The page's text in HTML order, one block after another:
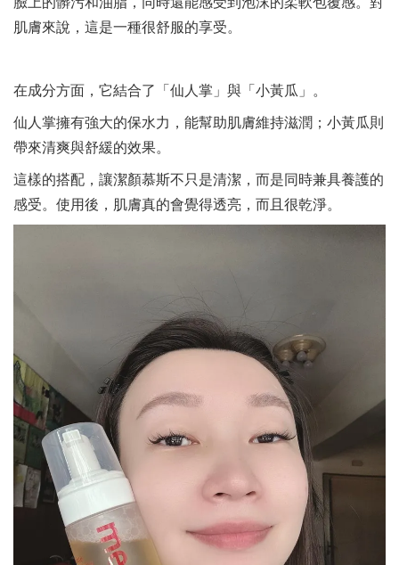
肌膚來說，這是一種很舒服的享受。
在成分方面，它結合了「仙人掌」與「小黃瓜」。
仙人掌擁有強大的保水力，能幫助肌膚維持滋潤；小黃瓜則
帶來清爽與舒緩的效果。
這樣的搭配，讓潔顏慕斯不只是清潔，而是同時兼具養護的
感受。使用後，肌膚真的會覺得透亮，而且很乾淨。